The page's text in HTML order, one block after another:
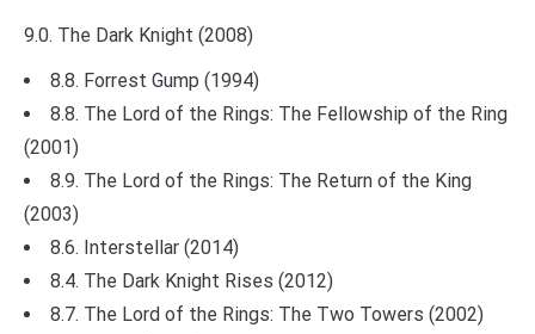
9.0. The Dark Knight (2008)
8.8. Forrest Gump (1994)
8.8. The Lord of the Rings: The Fellowship of the Ring
(2001)
8.9. The Lord of the Rings: The Return of the King
(2003)
8.6. Interstellar (2014)
8.4. The Dark Knight Rises (2012)
8.7. The Lord of the Rings: The Two Towers (2002)